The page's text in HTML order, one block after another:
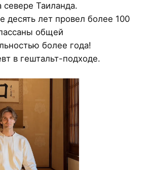
Таиланда.
десять лет провел более 100
общей
более года!
в гештальт-подходе.